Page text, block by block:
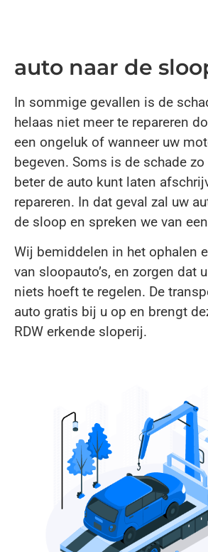
auto naar de
In sommige gevallen is de
helaas niet meer te repareren
een ongeluk of wanneer uw
begeven. Soms is de schade
beter de auto kunt laten
repareren. In dat geval zal uw
de sloop en spreken we van
Wij bemiddelen in het ophalen
van sloopauto’s, en zorgen dat
niets hoeft te regelen. De
auto gratis bij u op en brengt
RDW erkende sloperij.